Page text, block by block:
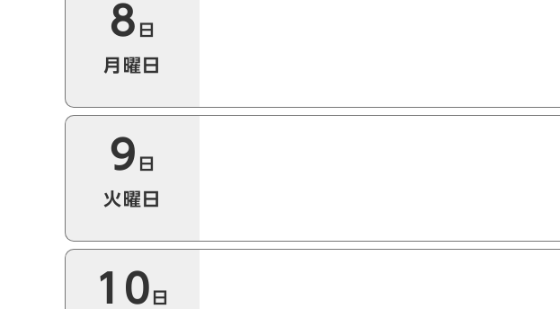
8 日
月曜日
9 日
火曜日
10 日